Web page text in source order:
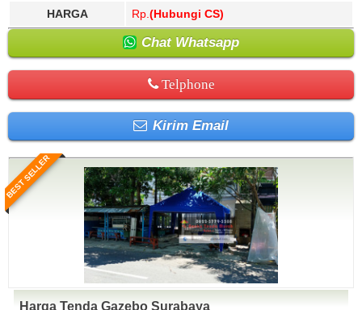
HARGA Rp. (Hubungi CS)
Chat Whatsapp
Telphone
Kirim Email
BEST SELLER
Harga Tenda Gazebo Surabaya